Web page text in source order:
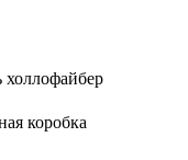
холлофайбер
коробка